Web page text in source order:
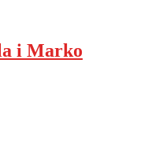
i Marko